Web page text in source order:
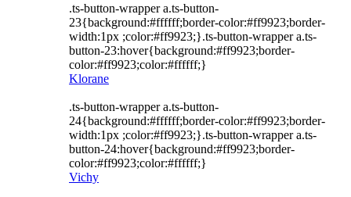
.ts-button-wrapper a.ts-button-
23{background:#ffffff;border-color:#ff9923;border-
width:1px ;color:#ff9923;}.ts-button-wrapper a.ts-
button-23:hover{background:#ff9923;border-
color:#ff9923;color:#ffffff;}
Klorane
.ts-button-wrapper a.ts-button-
24{background:#ffffff;border-color:#ff9923;border-
width:1px ;color:#ff9923;}.ts-button-wrapper a.ts-
button-24:hover{background:#ff9923;border-
color:#ff9923;color:#ffffff;}
Vichy